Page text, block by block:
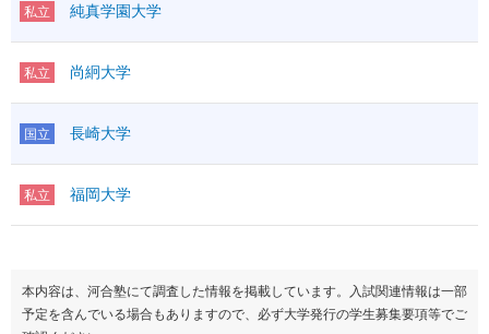
私立 純真学園大学
私立 尚絅大学
国立 長崎大学
私立 福岡大学
本内容は、河合塾にて調査した情報を掲載しています。入試関連情報は一部
予定を含んでいる場合もありますので、必ず大学発行の学生募集要項等でご